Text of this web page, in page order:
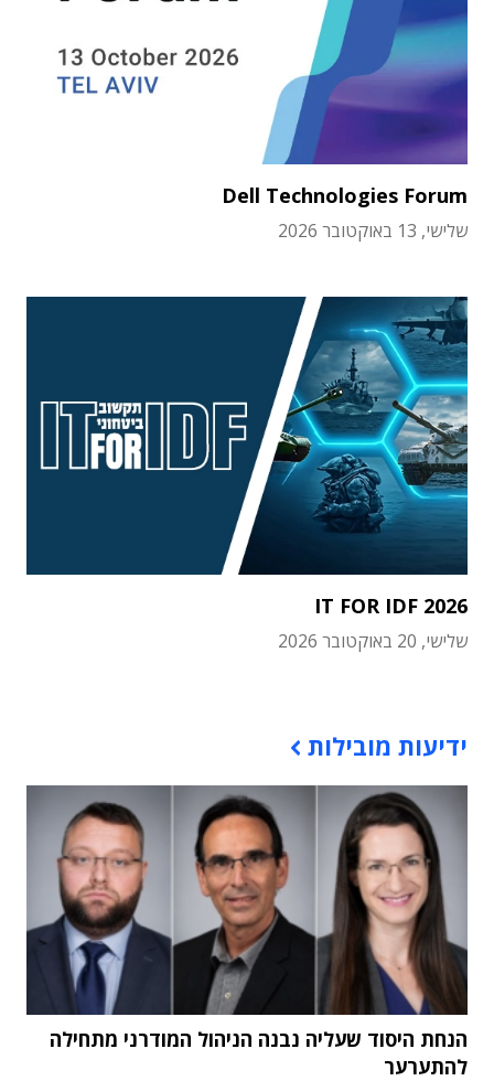
Dell Technologies Forum
שלישי, 13 באוקטובר 2026
IT FOR IDF 2026
שלישי, 20 באוקטובר 2026
ידיעות מובילות
הנחת היסוד שעליה נבנה הניהול המודרני מתחילה
להתערער